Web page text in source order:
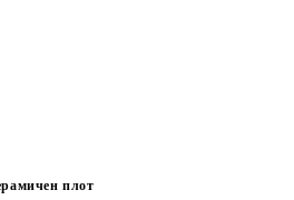
плот